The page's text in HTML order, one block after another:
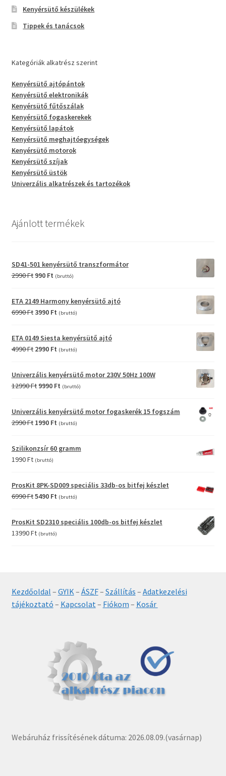
Kenyérsütő készülékek
Tippek és tanácsok
Kategóriák alkatrész szerint
Kenyérsütő ajtópántok
Kenyérsütő elektronikák
Kenyérsütő fűtőszálak
Kenyérsütő fogaskerekek
Kenyérsütő lapátok
Kenyérsütő meghajtóegységek
Kenyérsütő motorok
Kenyérsütő szíjak
Kenyérsütő üstök
Univerzális alkatrészek és tartozékok
Ajánlott termékek
SD41-501 kenyérsütő transzformátor
2990Ft Original
was:
2990 Ft.
990 FtCurrent
990 Ft.
(bruttó)
ETA 2149 Harmony kenyérsütő ajtó
6990FtOriginal
was:
6990 Ft.
3990 FtCurrent
is:
(bruttó)
ETA 0149 Siesta kenyérsütő ajtó
4990Ft Original
was:
4990 Ft.
2990 FtCurrent
2990 Ft.
(bruttó)
Univerzális kenyérsütő motor 230V 50Hz 100W
12990Ft Original
was:
12990 Ft.
9990 FtCurrent
is:
(bruttó)
Univerzális kenyérsütő motor fogaskerék 15 fogszám
2990Ft Original
was:
1990 FtCurrent
is:
(bruttó)
Szilikonzsír 60 gramm
1990Ft (bruttó)
ProsKit 8PK-SD009 speciális 33db-os bitfej készlet
6990FtOriginal
was:
6990 Ft.
5490 FtCurrent
is:
(bruttó)
ProsKit SD2310 speciális 100db-os bitfej készlet
13990Ft (bruttó)
Kezdőoldal – GYIK– ÁSZF– Szállítás – Adatkezelési
tájékoztató – Kapcsolat– Fiókom – Kosár
Webáruház frissítésének dátuma: 2026.08.09.(vasárnap)